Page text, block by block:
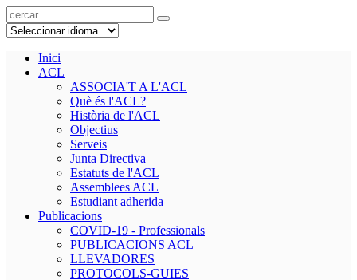
Inici
ACL
ASSOCIA'T A L'ACL
Què és l'ACL?
Història de l'ACL
Objectius
Serveis
Junta Directiva
Estatuts de l'ACL
Assemblees ACL
Estudiant adherida
Publicacions
COVID-19 - Professionals
PUBLICACIONS ACL
LLEVADORES
PROTOCOLS-GUIES